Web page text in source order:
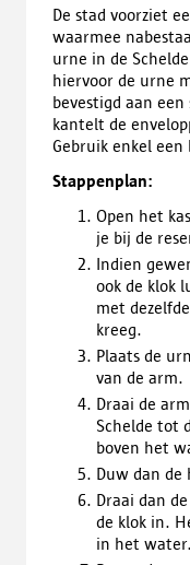
De stad voorziet
waarmee
urne in de
hiervoor de urne
bevestigd aan
kantelt de
Gebruik enkel een
Stappenplan:
Open het
je bij de
Indien
ook de klok
met
kreeg.
Plaats de
van de arm.
Draai de
Schelde tot
boven het
Duw dan de
Draai dan
de klok in.
in het water.